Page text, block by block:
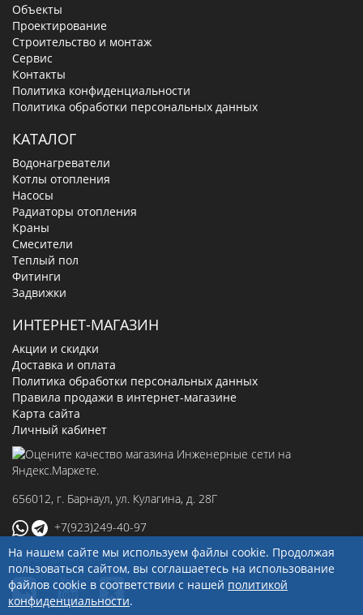
Объекты
Проектирование
Строительство и монтаж
Сервис
Контакты
Политика конфиденциальности
Политика обработки персональных данных
КАТАЛОГ
Водонагреватели
Котлы отопления
Насосы
Радиаторы отопления
Краны
Смесители
Теплый пол
Фитинги
Задвижки
ИНТЕРНЕТ-МАГАЗИН
Акции и скидки
Доставка и оплата
Политика обработки персональных данных
Правила продажи в интернет-магазине
Карта сайта
Личный кабинет
656012, г. Барнаул, ул. Кулагина, д. 28Г
+7(923)249-40-97
sale@ingenerseti.ru
На нашем сайте мы используем файлы cookie. Продолжая
пользоваться сайтом, вы соглашаетесь на использование
файлов cookie в соответствии с нашей политикой
конфиденциальности.